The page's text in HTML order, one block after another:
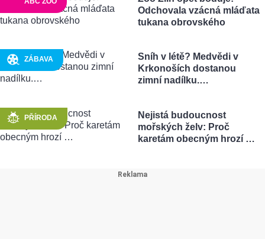
Odchovala vzácná mláďata
tukana obrovského
ZÁBAVA
Sníh v létě? Medvědi v
Krkonoších dostanou
zimní nadílku.…
PŘÍRODA
Nejistá budoucnost
mořských želv: Proč
karetám obecným hrozí …